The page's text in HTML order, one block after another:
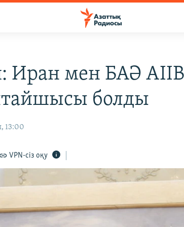
Иран мен БАӘ AIIB
болды
13:00
VPN-сіз оқу